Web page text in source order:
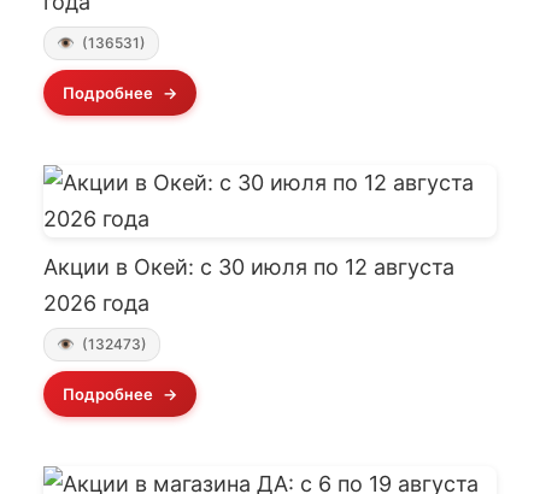
(136531)
Подробнее
Акции в Окей: с 30 июля по 12 августа
2026 года
(132473)
Подробнее